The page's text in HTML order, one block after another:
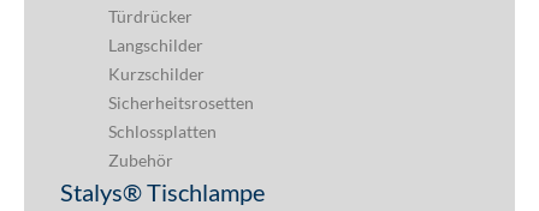
Türdrücker
Langschilder
Kurzschilder
Sicherheitsrosetten
Schlossplatten
Zubehör
Stalys® Tischlampe